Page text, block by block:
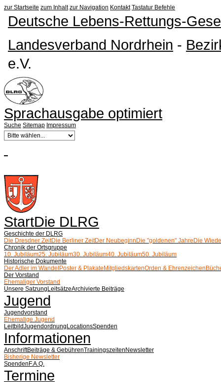
zur Startseite zum Inhalt zur Navigation Kontakt Tastatur Befehle
Deutsche Lebens-Rettungs-
Landesverband Nordrhein -
e.V.
Sprachausgabe optimiert
Suche Sitemap Impressum
StartDie DLRG
Geschichte der DLRG
Die Dresdner ZeitDie Berliner ZeitDer Neubeginn Die "goldenen" Jahre Die
Chronik der Ortsgruppe
10. Jubiläum25. Jubiläum30. Jubiläum40. Jubiläum50. Jubiläum
Historische Dokumente
Der Adler im Wandel Poster & Plakate MitgliedskartenOrden & Ehrenzeichen
Der Vorstand
Ehemaliger Vorstand
Unsere Satzung LeitsätzeArchivierte Beiträge
Jugend
Jugendvorstand
Ehemalige Jugend
LeitbildJugendordnung LocationsSpenden
Informationen
AnschriftBeiträge & GebührenTrainingszeiten Newsletter
Bisherige Newsletter
Spenden F.A.Q.
Termine